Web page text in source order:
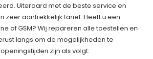
Uiteraard met de beste service en
zeer aantrekkelijk tarief. Heeft u een
of GSM? Wij repareren alle toestellen en
langs om de mogelijkheden te
zijn als volgt: